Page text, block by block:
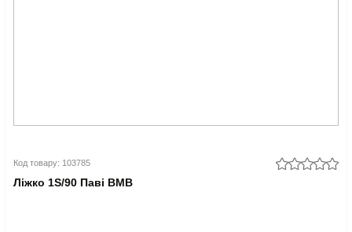
Код товару: 103785
Ліжко 1S/90 Паві ВМВ